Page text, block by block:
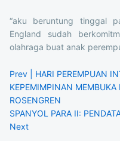
“aku beruntung tinggal
England sudah
olahraga buat anak
Prev | HARI PEREMPUAN
KEPEMIMPINAN
ROSENGREN
SPANYOL PARA II:
Next